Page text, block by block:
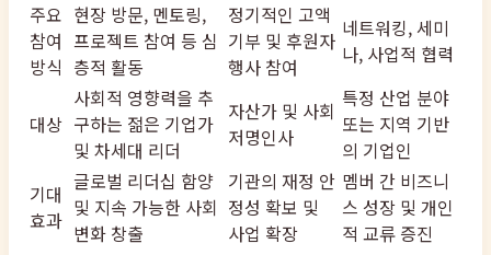
주요
참여
방식
현장 방문, 멘토링,
프로젝트 참여 등 심
층적 활동
정기적인 고액
기부 및 후원자
행사 참여
네트워킹, 세미
나, 사업적 협력
대상
사회적 영향력을 추
구하는 젊은 기업가
및 차세대 리더
자산가 및 사회
저명인사
특정 산업 분야
또는 지역 기반
의 기업인
기대
효과
글로벌 리더십 함양
및 지속 가능한 사회
변화 창출
기관의 재정 안
정성 확보 및
사업 확장
멤버 간 비즈니
스 성장 및 개인
적 교류 증진